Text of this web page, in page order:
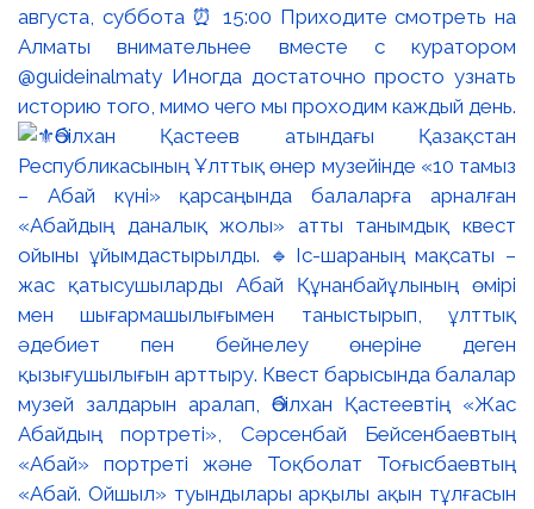
августа, суббота ⏰ 15:00 Приходите смотреть на
Алматы внимательнее вместе с куратором
@guideinalmaty Иногда достаточно просто узнать
историю того, мимо чего мы проходим каждый день.